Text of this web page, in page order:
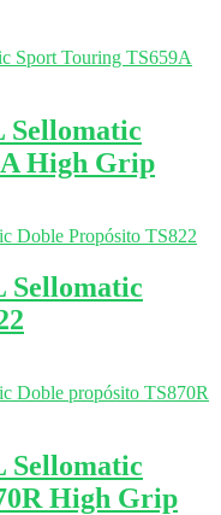
Sellomatic
High Grip
Sellomatic
Sellomatic
High Grip